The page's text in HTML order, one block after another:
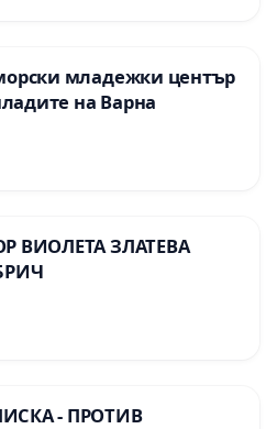
младежки център
на Варна
ВИОЛЕТА ЗЛАТЕВА
- ПРОТИВ